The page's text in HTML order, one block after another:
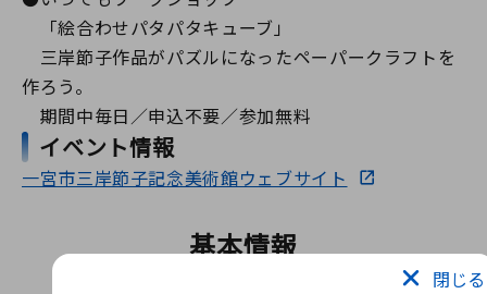
「絵合わせパタパタキューブ」
三岸節子作品がパズルになったペーパークラフトを
作ろう。
期間中毎日／申込不要／参加無料
イベント情報
一宮市三岸節子記念美術館ウェブサイト
基本情報
閉じる